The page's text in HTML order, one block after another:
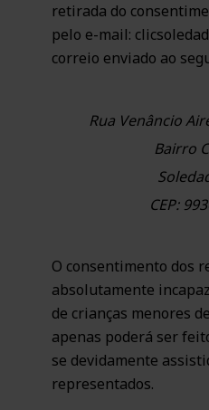
retirada do
pelo e-mail:
correio enviado ao
Rua Venâncio
Bairro
CEP:
O consentimento dos
absolutamente
de crianças menores
apenas poderá ser
se devidamente
representados.